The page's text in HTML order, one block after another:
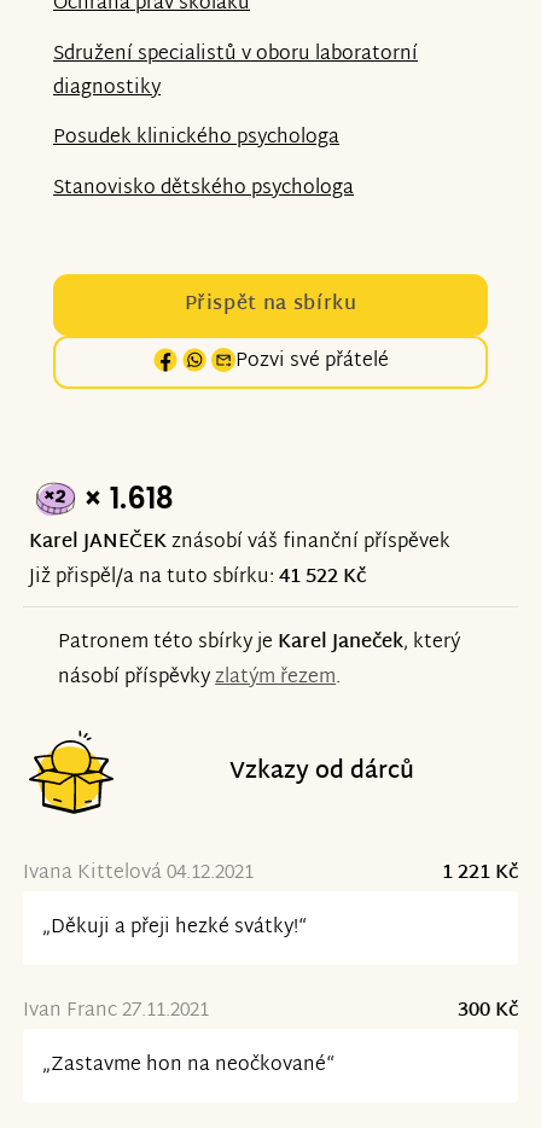
Sdružení specialistů v oboru laboratorní
diagnostiky
Posudek klinického psychologa
Stanovisko dětského psychologa
Přispět na sbírku
Pozvi své přátelé
× 1.618
Karel JANEČEKznásobí váš finanční příspěvek
Již přispěl/a na tuto sbírku:41 522 Kč
Patronem této sbírky je Karel Janeček, který
násobí příspěvkyzlatým řezem.
Vzkazy od dárců
Ivana Kittelová 04.12.2021
1 221 Kč
„Děkuji a přeji hezké svátky!“
Ivan Franc 27.11.2021
300 Kč
„Zastavme hon na neočkované“